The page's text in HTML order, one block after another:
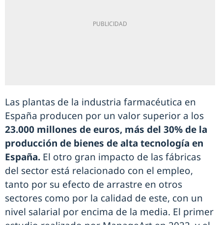
Las plantas de la industria farmacéutica en
España producen por un valor superior a los
23.000 millones de euros, más del 30% de la
producción de bienes de alta tecnología en
España. El otro gran impacto de las fábricas
del sector está relacionado con el empleo,
tanto por su efecto de arrastre en otros
sectores como por la calidad de este, con un
nivel salarial por encima de la media. El primer